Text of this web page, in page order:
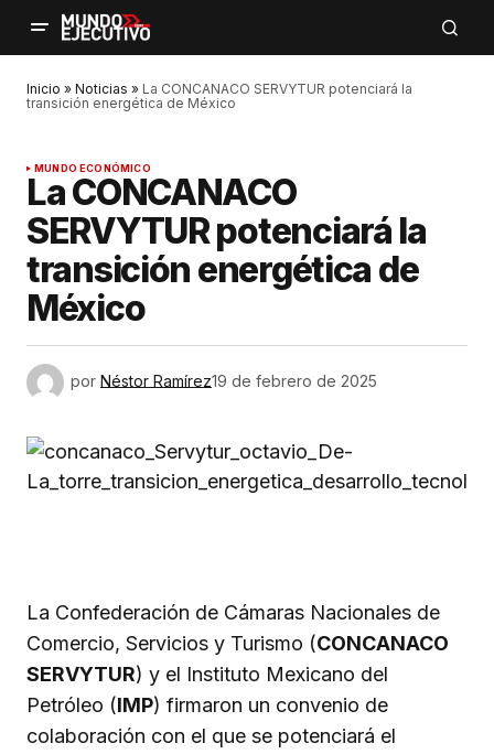
Inicio » Noticias » La CONCANACO SERVYTUR potenciará la
transición energética de México
MUNDO ECONÓMICO
La CONCANACO
SERVYTUR potenciará la
transición energética de
México
por Néstor Ramírez19 de febrero de 2025
La Confederación de Cámaras Nacionales de
Comercio, Servicios y Turismo (CONCANACO
SERVYTUR) y el Instituto Mexicano del
Petróleo (IMP) firmaron un convenio de
colaboración con el que se potenciará el